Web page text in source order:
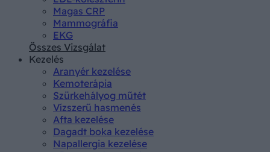
Magas CRP
Mammográfia
EKG
Összes Vizsgálat
Kezelés
Aranyér kezelése
Kemoterápia
Szürkehályog műtét
Vízszerű hasmenés
Afta kezelése
Dagadt boka kezelése
Napallergia kezelése